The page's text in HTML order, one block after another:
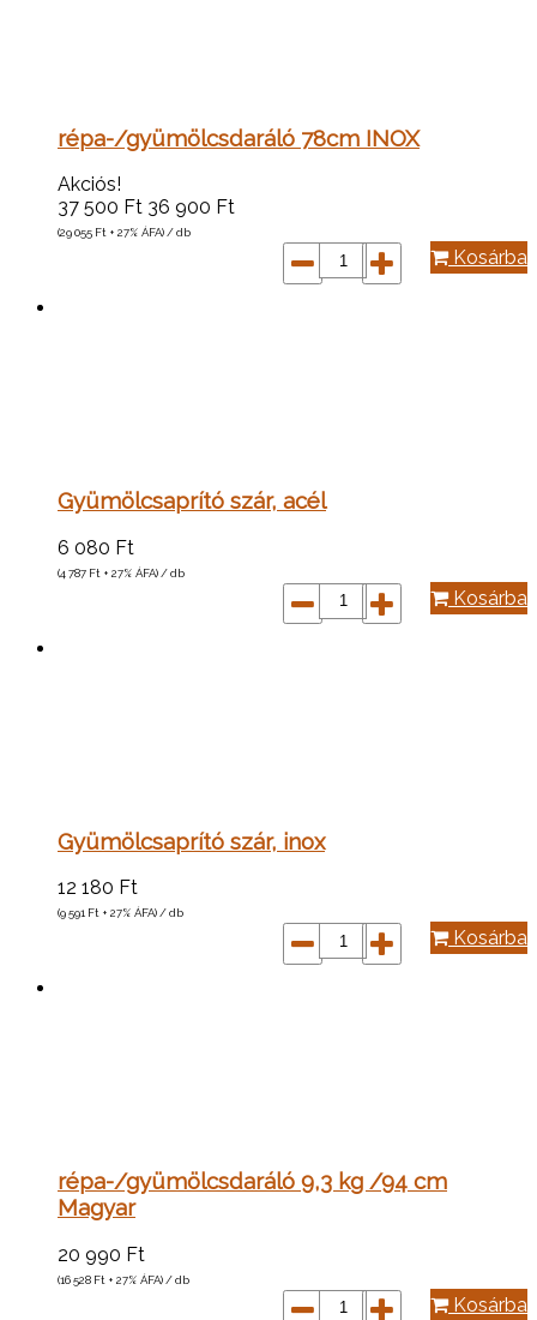
répa-/gyümölcsdaráló 78cm INOX
Akciós!
37 500 Ft 36 900 Ft
(29 055 Ft + 27% ÁFA) / db
Kosárba
Gyümölcsaprító szár, acél
6 080 Ft
(4 787 Ft + 27% ÁFA) / db
Kosárba
Gyümölcsaprító szár, inox
12 180 Ft
(9 591 Ft + 27% ÁFA) / db
Kosárba
répa-/gyümölcsdaráló 9,3 kg /94 cm
Magyar
20 990 Ft
(16 528 Ft + 27% ÁFA) / db
Kosárba